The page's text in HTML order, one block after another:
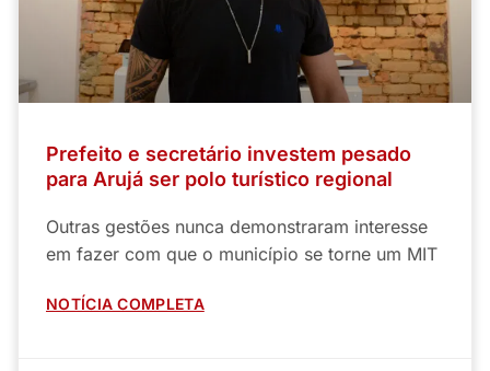
Prefeito e secretário investem pesado
para Arujá ser polo turístico regional
Outras gestões nunca demonstraram interesse
em fazer com que o município se torne um MIT
NOTÍCIA COMPLETA